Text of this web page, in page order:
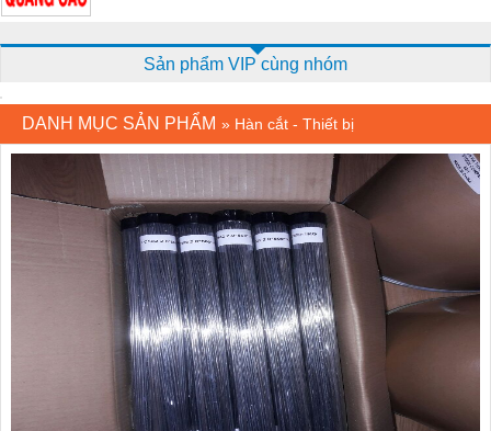
Sản phẩm VIP cùng nhóm
DANH MỤC SẢN PHẨM » Hàn cắt - Thiết bị